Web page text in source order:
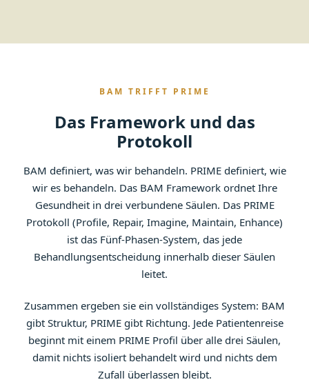
BAM TRIFFT PRIME
Das Framework und das
Protokoll
BAM definiert, was wir behandeln. PRIME definiert, wie
wir es behandeln. Das BAM Framework ordnet Ihre
Gesundheit in drei verbundene Säulen. Das PRIME
Protokoll (Profile, Repair, Imagine, Maintain, Enhance)
ist das Fünf-Phasen-System, das jede
Behandlungsentscheidung innerhalb dieser Säulen
leitet.
Zusammen ergeben sie ein vollständiges System: BAM
gibt Struktur, PRIME gibt Richtung. Jede Patientenreise
beginnt mit einem PRIME Profil über alle drei Säulen,
damit nichts isoliert behandelt wird und nichts dem
Zufall überlassen bleibt.